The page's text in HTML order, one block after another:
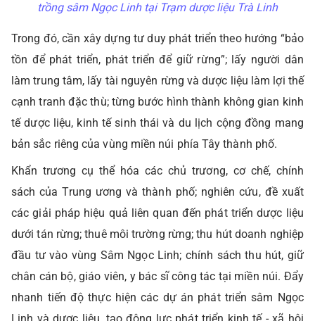
trồng sâm Ngọc Linh tại Trạm dược liệu Trà Linh
Trong đó, cần xây dựng tư duy phát triển theo hướng “bảo
tồn để phát triển, phát triển để giữ rừng”; lấy người dân
làm trung tâm, lấy tài nguyên rừng và dược liệu làm lợi thế
cạnh tranh đặc thù; từng bước hình thành không gian kinh
tế dược liệu, kinh tế sinh thái và du lịch cộng đồng mang
bản sắc riêng của vùng miền núi phía Tây thành phố.
Khẩn trương cụ thể hóa các chủ trương, cơ chế, chính
sách của Trung ương và thành phố; nghiên cứu, đề xuất
các giải pháp hiệu quả liên quan đến phát triển dược liệu
dưới tán rừng; thuê môi trường rừng; thu hút doanh nghiệp
đầu tư vào vùng Sâm Ngọc Linh; chính sách thu hút, giữ
chân cán bộ, giáo viên, y bác sĩ công tác tại miền núi. Đẩy
nhanh tiến độ thực hiện các dự án phát triển sâm Ngọc